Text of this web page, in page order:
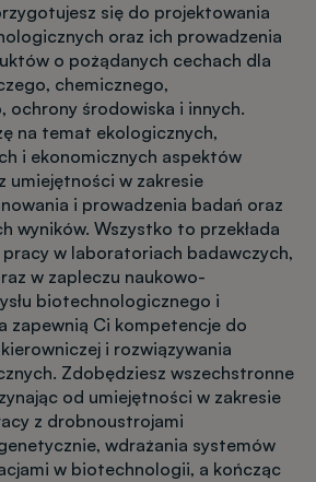
się do projektowania
oraz ich prowadzenia
o pożądanych cechach dla
chemicznego,
ochrony środowiska i innych.
na temat ekologicznych,
i ekonomicznych aspektów
umiejętności w zakresie
i prowadzenia badań oraz
wyników. Wszystko to przekłada
w laboratoriach badawczych,
w zapleczu naukowo-
biotechnologicznego i
zapewnią Ci kompetencje do
i rozwiązywania
Zdobędziesz wszechstronne
od umiejętności w zakresie
z drobnoustrojami
wdrażania systemów
w biotechnologii, a kończąc